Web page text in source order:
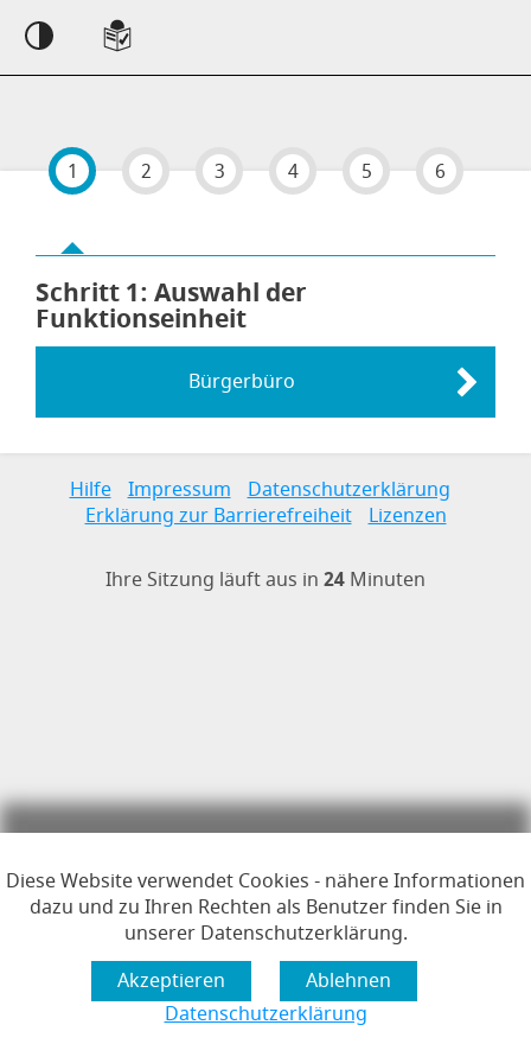
Diese Website verwendet Cookies - nähere Informationen
dazu und zu Ihren Rechten als Benutzer finden Sie in
unserer Datenschutzerklärung.
Datenschutzerklärung
1 2 3 4 5 6
Schritt 1von 6
: Auswahl der
Funktionseinheit
Bürgerbüro
Links zur Hilfe, Impressum, Datenschutzerklärung,
Hilfe Impressum Datenschutzerklärung
Erklärung zur Barrierefreiheit Lizenzen
Ihre Sitzung läuft aus in 24 Minuten